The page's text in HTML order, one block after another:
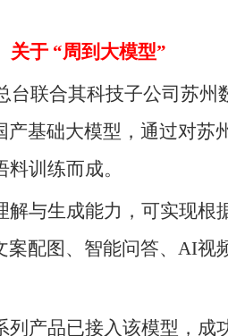
关于 “周到大模型”
台联合其科技子公司苏州
基础大模型，通过对苏
训练而成。
解与生成能力，可实现根
配图、智能问答、AI视
列产品已接入该模型，成